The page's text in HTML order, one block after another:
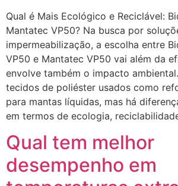
Qual é Mais Ecológico e Reciclável:
Mantatec VP50? Na busca por
impermeabilização, a escolha entre
VP50 e Mantatec VP50 vai além da
envolve também o impacto
tecidos de poliéster usados como
para mantas líquidas, mas há
em termos de ecologia,
Qual tem melhor
desempenho em